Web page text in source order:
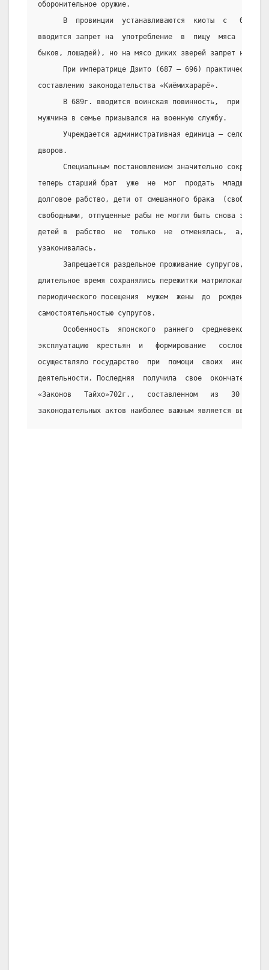
оборонительное оружие.
В  провинции  устанавливаются  киоты  с
вводится запрет на  употребление  в  пищу  мяса
быков, лошадей), но на мясо диких зверей запрет не
При императрице Дзито (687 – 696) практически
составлению законодательства «Киёмихарарё».
В 689г. вводится воинская повинность,  при
мужчина в семье призывался на военную службу.
Учреждается административная единица – село в
дворов.
Специальным постановлением значительно
теперь старший брат  уже  не  мог  продать  младшего
долговое рабство, дети от смешанного брака
свободными, отпущенные рабы не могли быть снова
детей в  рабство  не  только  не  отменялась,  а,
узаконивалась.
Запрещается раздельное проживание супругов, но в
длительное время сохранялись пережитки
периодического посещения  мужем  жены  до  рождения
самостоятельностью супругов.
Особенность  японского  раннего  средневековья
эксплуатацию  крестьян  и   формирование   сословий
осуществляло государство  при  помощи  своих
деятельности. Последняя  получила  свое
«Законов   Тайхо»702г.,   составленном   из   30
законодательных актов наиболее важным является